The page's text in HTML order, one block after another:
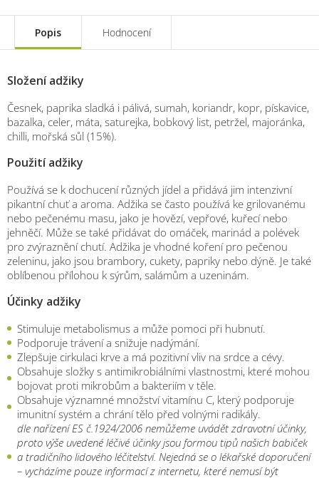
Popis Hodnocení
Složení adžiky
Česnek, paprika sladká i pálivá, sumah, koriandr, kopr, pískavice,
bazalka, celer, máta, saturejka, bobkový list, petržel, majoránka,
chilli, mořská sůl (15%).
Použití adžiky
Používá se k dochucení různých jídel a přidává jim intenzivní
pikantní chuť a aroma. Adžika se často používá ke grilovanému
nebo pečenému masu, jako je hovězí, vepřové, kuřecí nebo
jehněčí. Může se také přidávat do omáček, marinád a polévek
pro zvýraznění chutí. Adžika je vhodné koření pro pečenou
zeleninu, jako jsou brambory, cukety, papriky nebo dýně. Je také
oblíbenou přílohou k sýrům, salámům a uzeninám.
Účinky adžiky
Stimuluje metabolismus a může pomoci při hubnutí.
Podporuje trávení a snižuje nadýmání.
Zlepšuje cirkulaci krve a má pozitivní vliv na srdce a cévy.
Obsahuje složky s antimikrobiálními vlastnostmi, které mohou
bojovat proti mikrobům a bakteriím v těle.
Obsahuje významné množství vitamínu C, který podporuje
imunitní systém a chrání tělo před volnými radikály.
dle nařízení ES č.1924/2006 nemůžeme uvádět zdravotní účinky,
proto výše uvedené léčivé účinky jsou formou tipů našich babiček
a tradičního lidového léčitelství. Nejedná se o lékařské doporučení
– vycházíme pouze informací z internetu, které nemusí být